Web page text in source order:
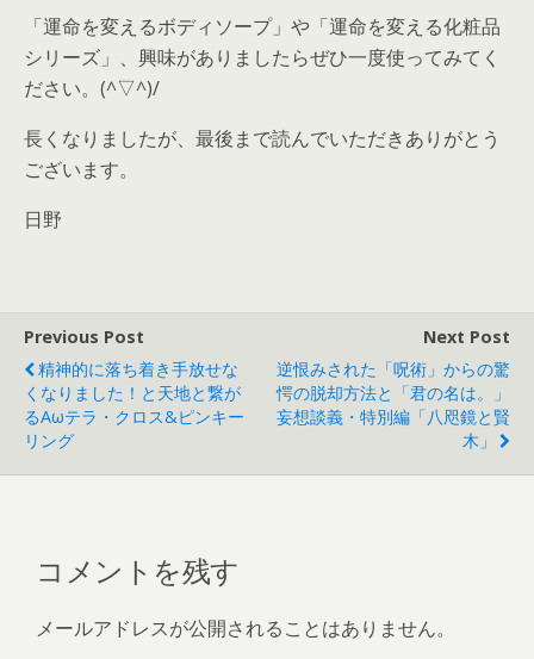
「運命を変えるボディソープ」や「運命を変える化粧品
シリーズ」、興味がありましたらぜひ一度使ってみてく
ださい。(^▽^)/
長くなりましたが、最後まで読んでいただきありがとう
ございます。
日野
Previous Post
精神的に落ち着き手放せな
くなりました！と天地と繋が
るαωテラ・クロス&ピンキー
リング
Next Post
逆恨みされた「呪術」からの驚
愕の脱却方法と「君の名は。」
妄想談義・特別編「八咫鏡と賢
木」
コメントを残す
メールアドレスが公開されることはありません。